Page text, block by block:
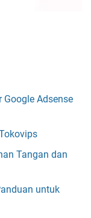
Adsense
Tangan dan
untuk